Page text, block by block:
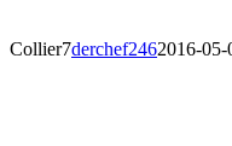
Collier7derchef2462016-